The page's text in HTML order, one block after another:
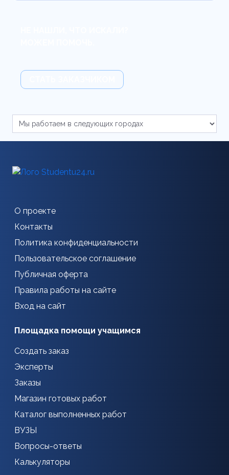
О проекте
Контакты
Политика конфиденциальности
Пользовательское соглашение
Публичная оферта
Правила работы на сайте
Вход на сайт
Площадка помощи учащимся
Создать заказ
Эксперты
Заказы
Магазин готовых работ
Каталог выполненных работ
ВУЗЫ
Вопросы-ответы
Калькуляторы